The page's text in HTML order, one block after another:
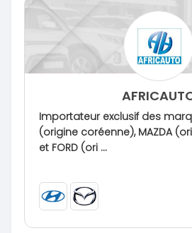
Importateur exclusif des
(origine coréenne), MAZDA
et FORD (ori ...